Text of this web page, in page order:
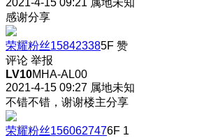
感谢分享
荣耀粉丝158423385F 赞
评论 举报
LV10MHA-AL00
2021-4-15 09:27 属地未知
不错不错，谢谢楼主分享
荣耀粉丝1560627476F 1